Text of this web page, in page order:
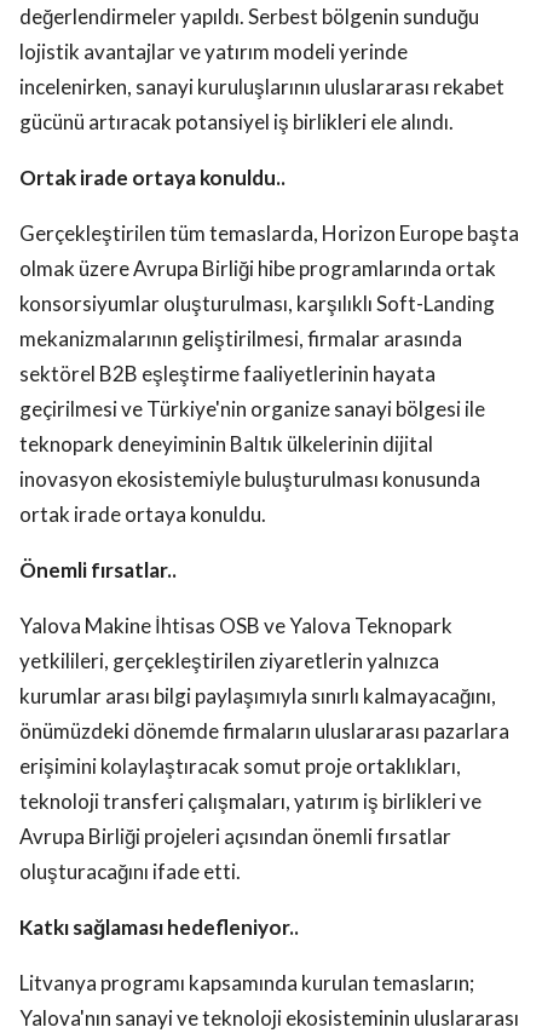
değerlendirmeler yapıldı. Serbest bölgenin sunduğu
lojistik avantajlar ve yatırım modeli yerinde
incelenirken, sanayi kuruluşlarının uluslararası rekabet
gücünü artıracak potansiyel iş birlikleri ele alındı.
Ortak irade ortaya konuldu..
Gerçekleştirilen tüm temaslarda, Horizon Europe başta
olmak üzere Avrupa Birliği hibe programlarında ortak
konsorsiyumlar oluşturulması, karşılıklı Soft-Landing
mekanizmalarının geliştirilmesi, firmalar arasında
sektörel B2B eşleştirme faaliyetlerinin hayata
geçirilmesi ve Türkiye'nin organize sanayi bölgesi ile
teknopark deneyiminin Baltık ülkelerinin dijital
inovasyon ekosistemiyle buluşturulması konusunda
ortak irade ortaya konuldu.
Önemli fırsatlar..
Yalova Makine İhtisas OSB ve Yalova Teknopark
yetkilileri, gerçekleştirilen ziyaretlerin yalnızca
kurumlar arası bilgi paylaşımıyla sınırlı kalmayacağını,
önümüzdeki dönemde firmaların uluslararası pazarlara
erişimini kolaylaştıracak somut proje ortaklıkları,
teknoloji transferi çalışmaları, yatırım iş birlikleri ve
Avrupa Birliği projeleri açısından önemli fırsatlar
oluşturacağını ifade etti.
Katkı sağlaması hedefleniyor..
Litvanya programı kapsamında kurulan temasların;
Yalova'nın sanayi ve teknoloji ekosisteminin uluslararası